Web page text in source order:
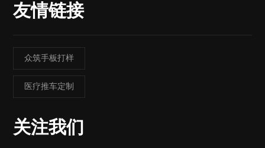
友情链接
众筑手板打样
医疗推车定制
关注我们